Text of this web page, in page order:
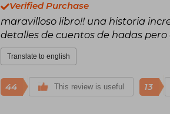
Verified Purchase
maravilloso libro!! una historia
detalles de cuentos de hadas
Translate to english
44 This review is useful 13